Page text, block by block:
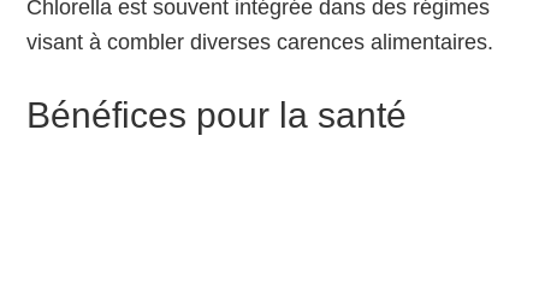
Chlorella est souvent intégrée dans des régimes
visant à combler diverses carences alimentaires.
Bénéfices pour la santé